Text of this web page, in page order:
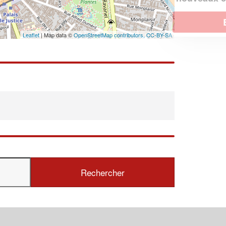
Leaflet| Map data ©OpenStreetMap contributors, CC-BY-SA
En savoir plus